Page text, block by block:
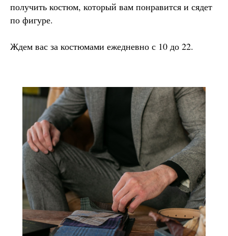
получить костюм, который вам понравится и сядет
по фигуре.
Ждем вас за костюмами ежедневно с 10 до 22.